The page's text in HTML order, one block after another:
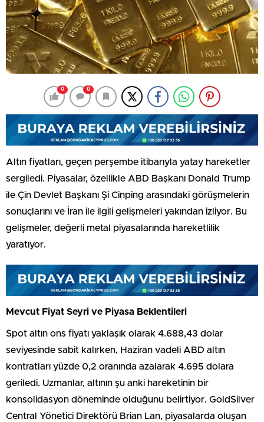
0 0
Altın fiyatları, geçen perşembe itibarıyla yatay hareketler
sergiledi. Piyasalar, özellikle ABD Başkanı Donald Trump
ile Çin Devlet Başkanı Şi Cinping arasındaki görüşmelerin
sonuçlarını ve İran ile ilgili gelişmeleri yakından izliyor. Bu
gelişmeler, değerli metal piyasalarında hareketlilik
yaratıyor.
Mevcut Fiyat Seyri ve Piyasa Beklentileri
Spot altın ons fiyatı yaklaşık olarak 4.688,43 dolar
seviyesinde sabit kalırken, Haziran vadeli ABD altın
kontratları yüzde 0,2 oranında azalarak 4.695 dolara
geriledi. Uzmanlar, altının şu anki hareketinin bir
konsolidasyon döneminde olduğunu belirtiyor. GoldSilver
Central Yönetici Direktörü Brian Lan, piyasalarda oluşan